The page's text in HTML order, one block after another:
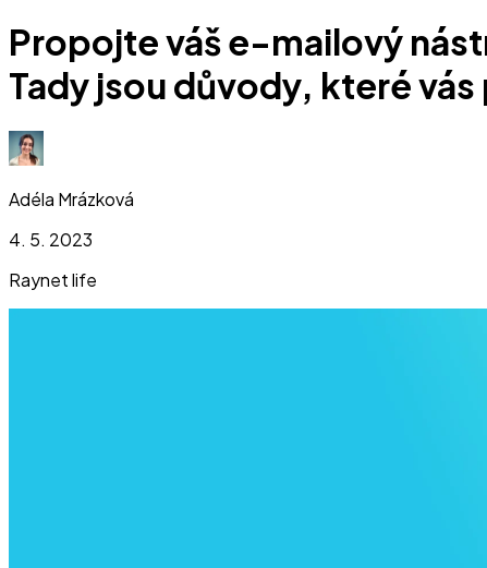
Propojte váš e-mailový
Tady jsou důvody, které
Adéla Mrázková
4. 5. 2023
Raynet life